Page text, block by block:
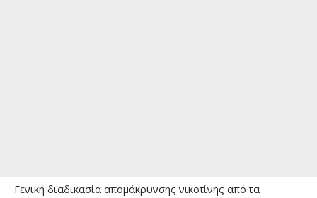
Γενική διαδικασία απομάκρυνσης νικοτίνης από τα